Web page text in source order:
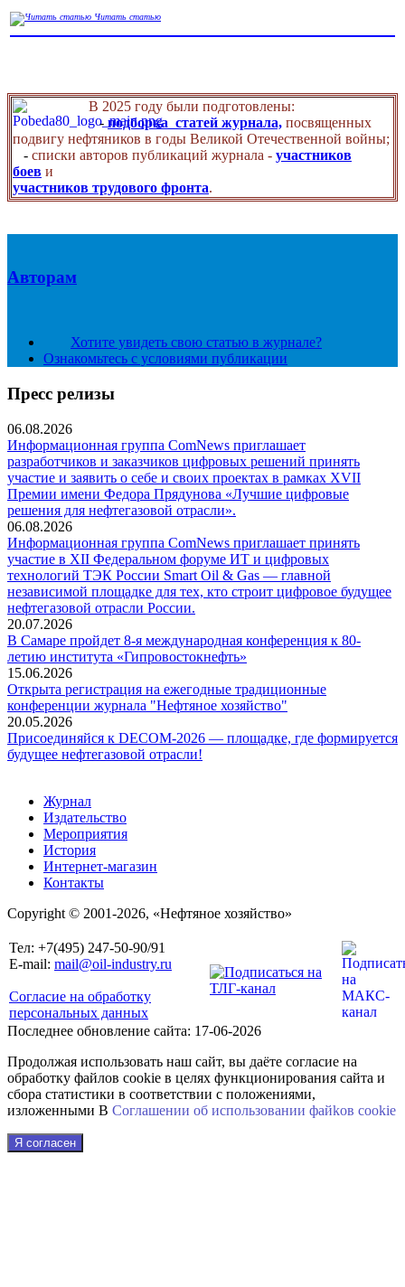
Читать статью
В 2025 году были подготовлены:
- подборка статей журнала, посвященных
подвигу нефтяников в годы Великой Отечественной войны;
- списки авторов публикаций журнала - участников
боев и
участников трудового фронта.
Авторам
Хотите увидеть свою статью в журнале?
Ознакомьтесь с условиями публикации
Пресс релизы
06.08.2026
Информационная группа ComNews приглашает
разработчиков и заказчиков цифровых решений принять
участие и заявить о себе и своих проектах в рамках XVII
Премии имени Федора Прядунова «Лучшие цифровые
решения для нефтегазовой отрасли».
06.08.2026
Информационная группа ComNews приглашает принять
участие в XII Федеральном форуме ИТ и цифровых
технологий ТЭК России Smart Oil & Gas — главной
независимой площадке для тех, кто строит цифровое будущее
нефтегазовой отрасли России.
20.07.2026
В Самаре пройдет 8-я международная конференция к 80-
летию института «Гипровостокнефть»
15.06.2026
Открыта регистрация на ежегодные традиционные
конференции журнала "Нефтяное хозяйство"
20.05.2026
Присоединяйся к DECOM-2026 — площадке, где формируется
будущее нефтегазовой отрасли!
Журнал
Издательство
Мероприятия
История
Интернет-магазин
Контакты
Copyright © 2001-2026, «Нефтяное хозяйство»
Тел: +7(495) 247-50-90/91
E-mail: mail@oil-industry.ru
Согласие на обработку
персональных данных
Последнее обновление сайта: 17-06-2026
Продолжая использовать наш сайт, вы даёте согласие на
обработку файлов cookie в целях функционирования сайта и
сбора статистики в соответствии с положениями,
изложенными В Соглашении об использовании файkов cookie
Я согласен